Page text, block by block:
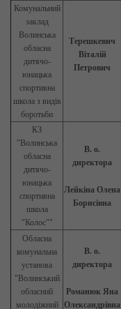
Комунальний
заклад
Волинська
обласна
дитячо-
юнацька
спортивна
школа з видів
боротьби
Терешкевич
Віталій
Петрович
КЗ
"Волинська
обласна
дитячо-
юнацька
спортивна
школа
"Колос""
В. о.
директора
Лейкіна Олена
Борисівна
Обласна
комунальна
установа
"Волинський
обласний
молодіжний
В. о.
директора
Романюк Яна
Олександрівна